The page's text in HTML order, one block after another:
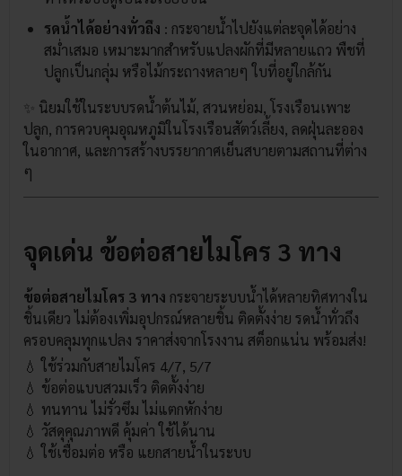
รดน้ำได้อย่างทั่วถึง : กระจายน้ำไปยังแต่ละจุดได้อย่าง
สม่ำเสมอ เหมาะมากสำหรับแปลงผักที่มีหลายแถว พืชที่
ปลูกเป็นกลุ่ม หรือไม้กระถางหลายๆ ใบที่อยู่ใกล้กัน
✨ นิยมใช้ในระบบรดน้ำต้นไม้, สวนหย่อม, โรงเรือนเพาะ
ปลูก, การควบคุมอุณหภูมิในโรงเรือนสัตว์เลี้ยง, ลดฝุ่นละออง
ในอากาศ, และการสร้างบรรยากาศเย็นสบายตามสถานที่ต่าง
ๆ
จุดเด่น ข้อต่อสายไมโคร 3 ทาง
ข้อต่อสายไมโคร 3 ทาง กระจายระบบน้ำได้หลายทิศทางใน
ชิ้นเดียว ไม่ต้องเพิ่มอุปกรณ์หลายชิ้น ติดตั้งง่าย รดน้ำทั่วถึง
ครอบคลุมทุกแปลง ราคาส่งจากโรงงาน สต็อกแน่น พร้อมส่ง!
💧 ใช้ร่วมกับสายไมโคร 4/7, 5/7
💧 ข้อต่อแบบสวมเร็ว ติดตั้งง่าย
💧 ทนทาน ไม่รั่วซึม ไม่แตกหักง่าย
💧 วัสดุคุณภาพดี คุ้มค่า ใช้ได้นาน
💧 ใช้เชื่อมต่อ หรือ แยกสายน้ำในระบบ